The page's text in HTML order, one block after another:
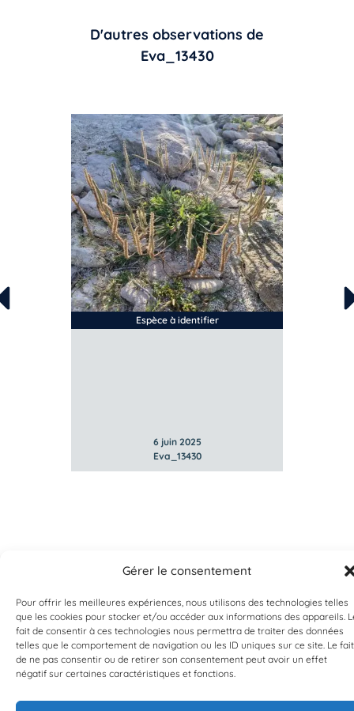
Gérer le consentement
Pour offrir les meilleures expériences, nous utilisons des technologies telles
que les cookies pour stocker et/ou accéder aux informations des appareils.
fait de consentir à ces technologies nous permettra de traiter des données
telles que le comportement de navigation ou les ID uniques sur ce site. Le fait
de ne pas consentir ou de retirer son consentement peut avoir un effet
négatif sur certaines caractéristiques et fonctions.
D'autres observations de
Eva_13430
Espèce à identifier
6 juin 2025
Eva_13430